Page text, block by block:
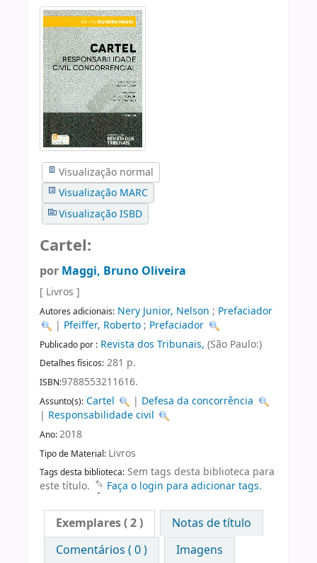
Visualização normal
Visualização MARC
Visualização ISBD
Cartel:
por Maggi, Bruno Oliveira
[ Livros ]
Autores adicionais: Nery Junior, Nelson ; Prefaciador
| Pfeiffer, Roberto; Prefaciador
Publicado por : Revista dos Tribunais, (São Paulo:)
Detalhes físicos: 281 p.
ISBN:9788553211616.
Assunto(s): Cartel | Defesa da concorrência
| Responsabilidade civil
Ano:2018
Tipo de Material: Livros
Tags desta biblioteca: Sem tags desta biblioteca para
este título.
Faça o login para adicionar tags.
Exemplares( 2 )
Notas de título
Comentários ( 0 )
Imagens